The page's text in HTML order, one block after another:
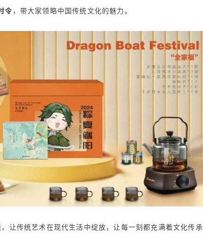
令 ，带大家领略中国传统文化的魅力。
，让传统艺术在现代生活中绽放，让每一刻都充满着文化传承